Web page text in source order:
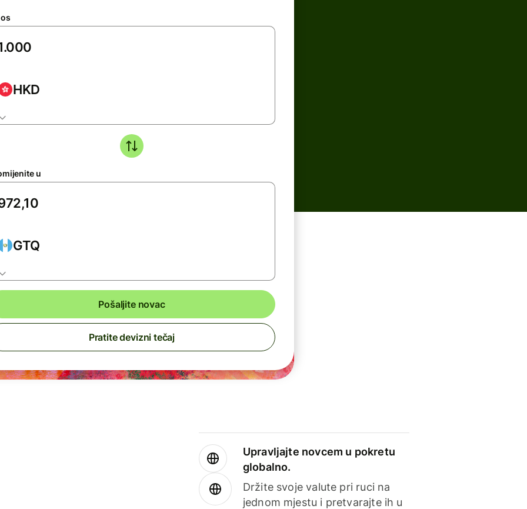
HKD
u
GTQ
Pošaljite novac
Pratite devizni tečaj
Upravljajte novcem u pokretu
globalno.
Držite svoje valute pri ruci na
jednom mjestu i pretvarajte ih u